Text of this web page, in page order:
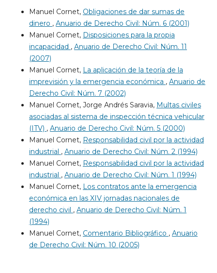
Manuel Cornet, Obligaciones de dar sumas de
dinero , Anuario de Derecho Civil: Núm. 6 (2001)
Manuel Cornet, Disposiciones para la propia
incapacidad , Anuario de Derecho Civil: Núm. 11
(2007)
Manuel Cornet, La aplicación de la teoría de la
imprevisión y la emergencia económica , Anuario de
Derecho Civil: Núm. 7 (2002)
Manuel Cornet, Jorge Andrés Saravia, Multas civiles
asociadas al sistema de inspección técnica vehicular
(ITV) , Anuario de Derecho Civil: Núm. 5 (2000)
Manuel Cornet, Responsabilidad civil por la actividad
industrial , Anuario de Derecho Civil: Núm. 2 (1994)
Manuel Cornet, Responsabilidad civil por la actividad
industrial , Anuario de Derecho Civil: Núm. 1 (1994)
Manuel Cornet, Los contratos ante la emergencia
económica en las XIV jornadas nacionales de
derecho civil , Anuario de Derecho Civil: Núm. 1
(1994)
Manuel Cornet, Comentario Bibliográfico , Anuario
de Derecho Civil: Núm. 10 (2005)